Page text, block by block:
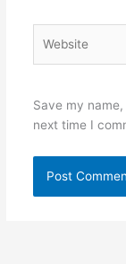
Save my
next time I